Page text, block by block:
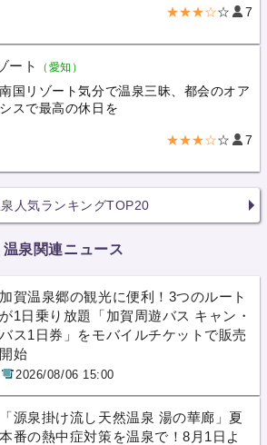
★★★☆☆ 7
ート （愛知）
南国リゾート気分で温泉三昧、都会のオア
シスで最高の休日を
★★★☆☆ 7
人気ランキングTOP20
温泉関連ニュース
加賀温泉郷の観光に便利！3つのルート
が1日乗り放題「加賀周遊バス キャン・
バス1日券」をモバイルチケットで販売
開始
2026/08/06 15:00
「源泉掛け流し天然温泉 湯の華廊」夏
本番の熱中症対策を温泉で！8月1日よ